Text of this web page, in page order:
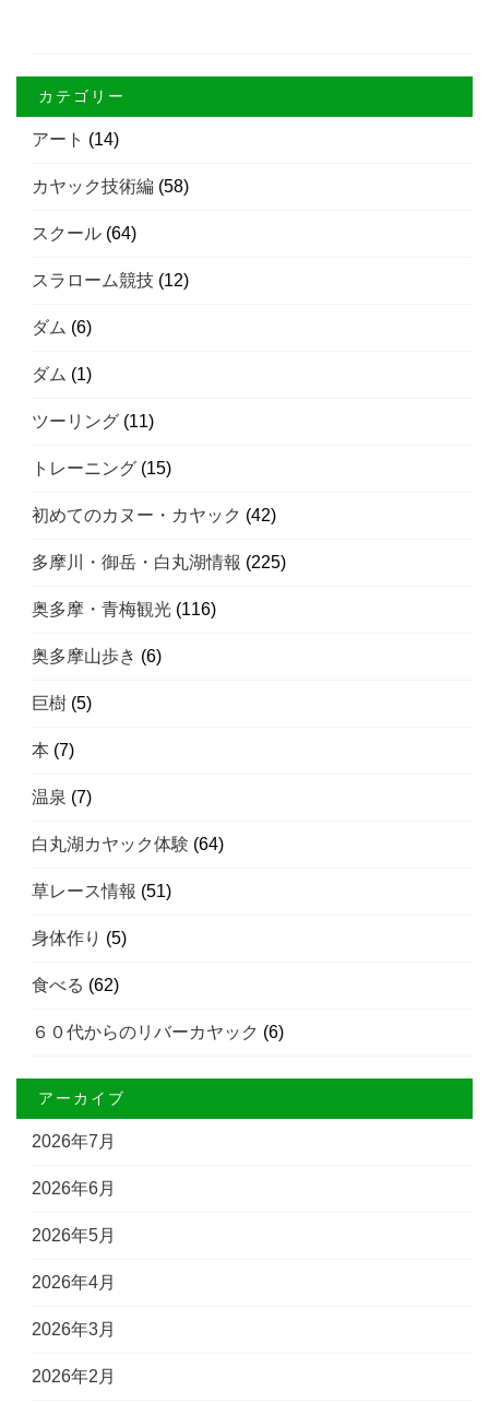
カテゴリー
アート (14)
カヤック技術編 (58)
スクール (64)
スラローム競技 (12)
ダム (6)
ダム (1)
ツーリング (11)
トレーニング (15)
初めてのカヌー・カヤック (42)
多摩川・御岳・白丸湖情報 (225)
奥多摩・青梅観光 (116)
奥多摩山歩き (6)
巨樹 (5)
本 (7)
温泉 (7)
白丸湖カヤック体験 (64)
草レース情報 (51)
身体作り (5)
食べる (62)
６０代からのリバーカヤック (6)
アーカイブ
2026年7月
2026年6月
2026年5月
2026年4月
2026年3月
2026年2月